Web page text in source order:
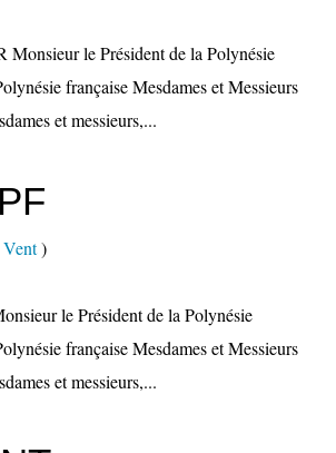
le Président de la Polynésie
française Mesdames et Messieurs
et messieurs,...
)
le Président de la Polynésie
française Mesdames et Messieurs
et messieurs,...